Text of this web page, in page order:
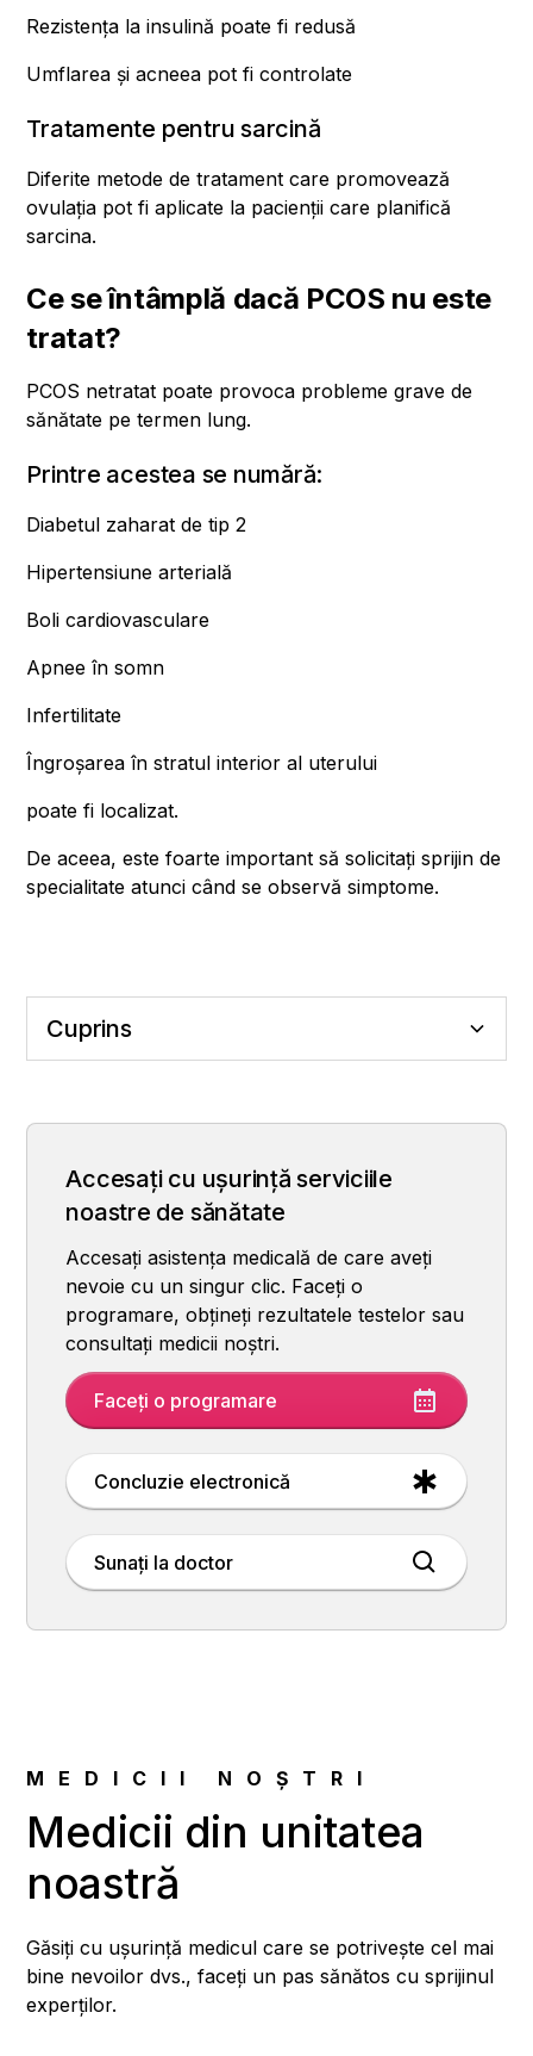
Rezistența la insulină poate fi redusă
Umflarea și acneea pot fi controlate
Tratamente pentru sarcină
Diferite metode de tratament care promovează
ovulația pot fi aplicate la pacienții care planifică
sarcina.
Ce se întâmplă dacă PCOS nu este
tratat?
PCOS netratat poate provoca probleme grave de
sănătate pe termen lung.
Printre acestea se numără:
Diabetul zaharat de tip 2
Hipertensiune arterială
Boli cardiovasculare
Apnee în somn
Infertilitate
Îngroșarea în stratul interior al uterului
poate fi localizat.
De aceea, este foarte important să solicitați sprijin de
specialitate atunci când se observă simptome.
Cuprins
Accesați cu ușurință serviciile
noastre de sănătate
Accesați asistența medicală de care aveți
nevoie cu un singur clic. Faceți o
programare, obțineți rezultatele testelor sau
consultați medicii noștri.
Faceți o programare
Concluzie electronică
Sunați la doctor
MEDICII NOȘTRI
Medicii din unitatea
noastră
Găsiți cu ușurință medicul care se potrivește cel mai
bine nevoilor dvs., faceți un pas sănătos cu sprijinul
experților.